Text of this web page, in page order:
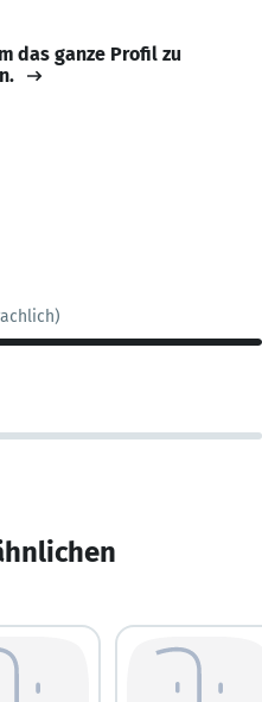
das ganze Profil zu